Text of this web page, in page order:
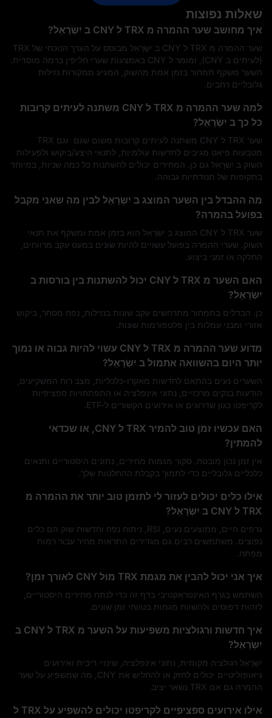
שאלות נפוצות
איך מחושב שער ההמרה מ TRX ל CNY ב יִשְׂרָאֵל?
שער ההמרה מ TRX ל CNY ב יִשְׂרָאֵל מבוסס על הערך הנוכחי של TRX
(לעיתים ב CNY), ומומר ל CNY באמצעות שערי חליפין ברמה מוסדית.
השער משקף תמחור בזמן אמת מהשוק, המגיע ממקורות נזילות
גלובליים רחבים.
למה שער ההמרה מ TRX ל CNY משתנה לעיתים קרובות
כל כך ב יִשְׂרָאֵל?
שער TRX ל CNY משתנה לעיתים קרובות משום שגם ‎ וגם TRX
מטבעות פיאט מגיבים לחדשות עולמיות, לתנאי היצע/ביקוש ולפעילות
השוק ב יִשְׂרָאֵל גם כן. המחירים יכולים להשתנות כל כמה שניות, במיוחד
בתקופות של תנודתיות גבוהה.
מה ההבדל בין השער המוצג ב יִשְׂרָאֵל לבין מה שאני מקבל
בפועל בהמרה?
שער TRX ל CNY המוצג ב יִשְׂרָאֵל הוא בזמן אמת ומשקף את תנאי
השוק. שערי ההמרה בפועל עשויים להיות שונים במעט עקב מרווחים,
החלקה או זמני ביצוע.
האם השער מ TRX ל CNY יכול להשתנות בין בורסות ב
יִשְׂרָאֵל?
כן. הבדלים בתמחור מתרחשים עקב שונות בנזילות, נפח מסחר, ביקוש
אזורי ומבני עמלות בין פלטפורמות שונות.
מדוע שער ההמרה מ TRX ל CNY עשוי להיות גבוה או נמוך
יותר היום בהשוואה אתמול ב יִשְׂרָאֵל?
השערים נעים בהתאם לחדשות מאקרו-כלכליות, מצב רוח המשקיעים,
הודעות בנקים מרכזיים, נתוני אינפלציה או התפתחויות ספציפיות
לקריפטו כגון שדרוגים או אירועים הקשורים ל‑ETF.
האם עכשיו זמן טוב להמיר TRX ל CNY, או שכדאי
להמתין?
אין זמן נכון מובטח. סקור מגמות מחירים, נתונים היסטוריים ותנאים
כלכליים גלובליים כדי לתמוך בקבלת ההחלטות שלך.
אילו כלים יכולים לעזור לי לתזמן טוב יותר את ההמרה מ
TRX ל CNY ב יִשְׂרָאֵל?
גרפים חיים, ממוצעים נעים, RSI, ניתוח נפח וחדשות שוק הם כלים
נפוצים. משתמשים רבים גם מגדירים התראות מחיר עבור רמות
מפתח.
איך אני יכול להבין את מגמת TRX מול CNY לאורך זמן?
השתמש בגרף האינטראקטיבי בדף זה כדי לנתח מחירים היסטוריים,
לזהות דפוסים ולהשוות מגמות בטווחי זמן שונים.
איך חדשות ורגולציות משפיעות על השער מ TRX ל CNY ב
יִשְׂרָאֵל?
יִשְׂרָאֵל רגולציה מקומית, נתוני אינפלציה, שינויי ריבית ואירועים
גיאופוליטיים יכולים לחזק או להחליש את CNY, מה שמשפיע על שער
ההמרה גם אם TRX נשאר יציב.
אילו אירועים ספציפיים לקריפטו יכולים להשפיע על TRX ל